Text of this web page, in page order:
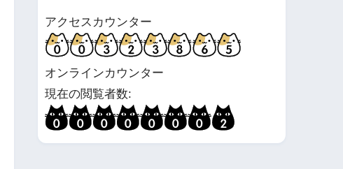
アクセスカウンター
オンラインカウンター
現在の閲覧者数: